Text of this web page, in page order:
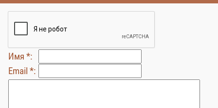
Имя *:
Email *: